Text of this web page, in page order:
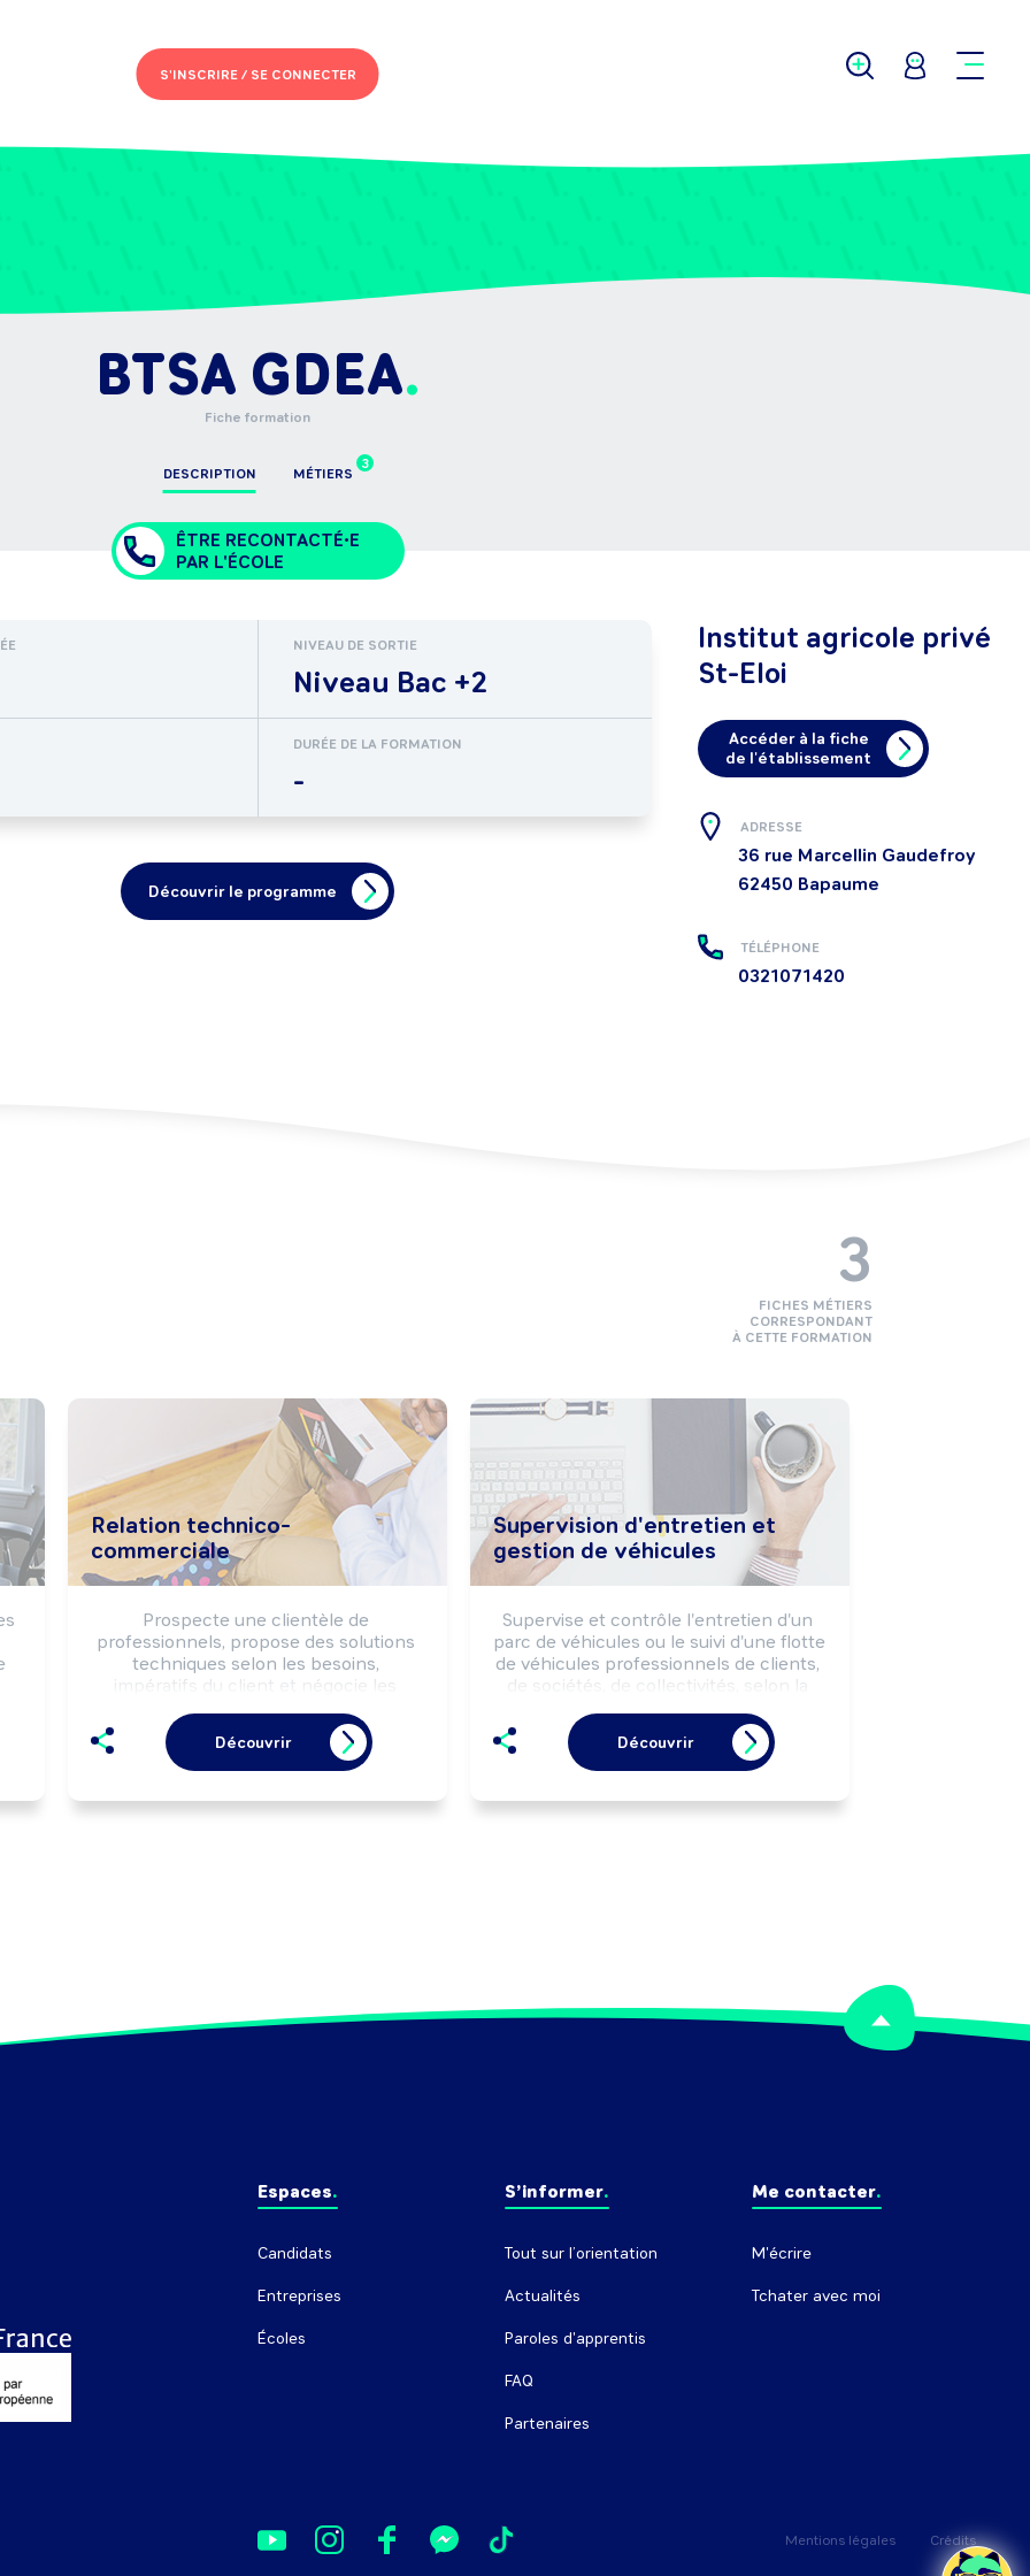
S'INSCRIRE /SE CONNECTER
BTSA GDEA
Fiche formation
DESCRIPTION
3
MÉTIERS
ÊTRE RECONTACTÉ•E
PAR L'ÉCOLE
NIVEAU DE SORTIE
Niveau Bac +2
DURÉE DE LA FORMATION
-
Découvrir le programme
Institut agricole privé
St-Eloi
Accéder à la fiche
de l'établissement
ADRESSE
36 rue Marcellin Gaudefroy
62450 Bapaume
TÉLÉPHONE
0321071420
Relation technico-
commerciale
Prospecte une clientèle de
professionnels, propose des solutions
techniques selon les besoins,
impératifs du client et négocie les
Peut coordonner une équipe
commerciale et animer un réseau de
commerciaux.
Découvrir
Supervision d'entretien et
gestion de véhicules
Supervise et contrôle l'entretien d'un
parc de véhicules ou le suivi d'une flotte
de véhicules professionnels de clients,
de sociétés, de collectivités, selon la
impératifs de coût, délai et qualité.
Découvrir
3
FICHES MÉTIERS
CORRESPONDANT
À CETTE FORMATION
Espaces
Candidats
Entreprises
Écoles
S’informer
Tout sur l’orientation
Actualités
Paroles d'apprentis
FAQ
Partenaires
Me contacter
M'écrire
Tchater avec moi
Mentions légales Crédits